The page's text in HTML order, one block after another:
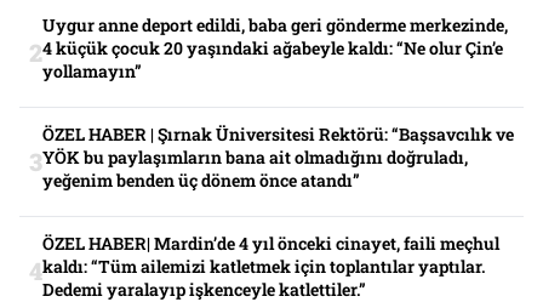
Uygur anne deport edildi, baba geri gönderme merkezinde,
4 küçük çocuk 20 yaşındaki ağabeyle kaldı: “Ne olur Çin’e
yollamayın”
ÖZEL HABER | Şırnak Üniversitesi Rektörü: “Başsavcılık ve
YÖK bu paylaşımların bana ait olmadığını doğruladı,
yeğenim benden üç dönem önce atandı”
ÖZEL HABER| Mardin’de 4 yıl önceki cinayet, faili meçhul
kaldı: “Tüm ailemizi katletmek için toplantılar yaptılar.
Dedemi yaralayıp işkenceyle katlettiler.”